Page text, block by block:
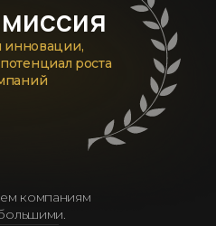
инновации,
роста
компаниям